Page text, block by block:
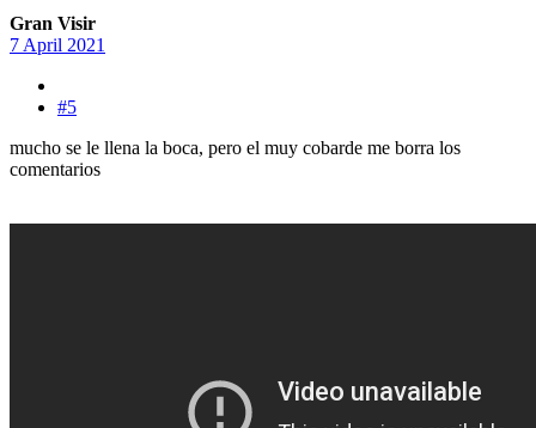
Gran Visir
7 April 2021
#5
mucho se le llena la boca, pero el muy cobarde me borra los
comentarios